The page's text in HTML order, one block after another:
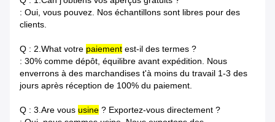
: Oui, vous pouvez. Nos échantillons sont libres pour des
clients.
Q : 2.What votre paiement est-il des termes ?
: 30% comme dépôt, équilibre avant expédition. Nous
enverrons à des marchandises t'à moins du travail 1-3 des
jours après réception de 100% du paiement.
Q : 3.Are vous usine ? Exportez-vous directement ?